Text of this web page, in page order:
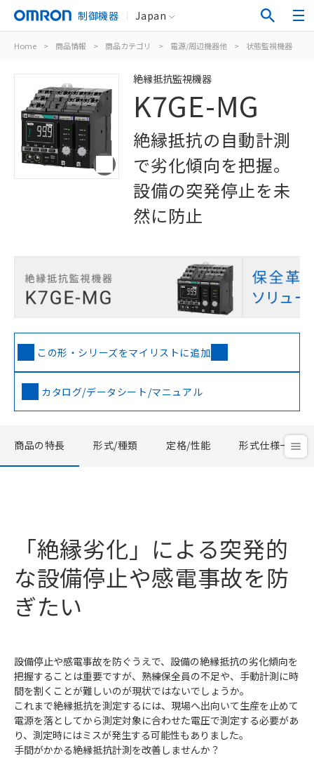
制御機器 Japan
Home > 商品情報 > 商品カテゴリ > 電源/周辺機器他 > 状態監視機器
絶縁抵抗監視機器
K7GE-MG
絶縁抵抗の自動計測
で劣化傾向を把握。
設備の突発停止を未
然に防止
この形・シリーズをマイリストに追加
カタログ/データシート/マニュアル
商品の特長 形式/種類 定格/性能 形式仕様一覧
「絶縁劣化」による突発的
な設備停止や感電事故を防
ぎたい
設備停止や感電事故を防ぐうえで、設備の絶縁抵抗の劣化傾向を
把握することは重要ですが、熟練保全員の不足や、手動計測に時
間を割くことが難しいのが現状ではないでしょうか。
これまで絶縁抵抗を測定するには、現場へ出向いて生産を止めて
電源を落としてから測定対象に合わせた電圧で測定する必要があ
り、測定時にはミスが発生する可能性もありました。
手間がかかる絶縁抵抗計測を改善しませんか？